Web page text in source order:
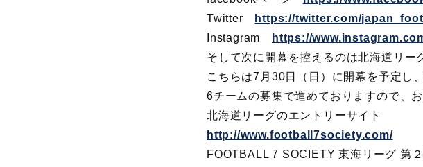
Twitter
https://twitter.com/
Instagram
https://
そして次に開幕を控えるのは北海道リー
こちらは7月30日（日）に開幕を予定し
6チームの募集で進めておりますので、
北海道リーグのエントリーサイト
http://www.football7society.com/
FOOTBALL 7 SOCIETY 東海リーグ 第